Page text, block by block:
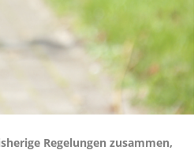
Regelungen zusammen,